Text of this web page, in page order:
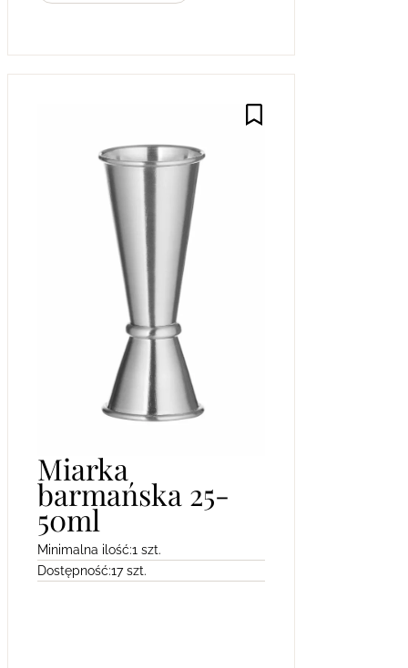
Miarka
barmańska 25-
50ml
Minimalna ilość:1 szt.
Dostępność:17 szt.